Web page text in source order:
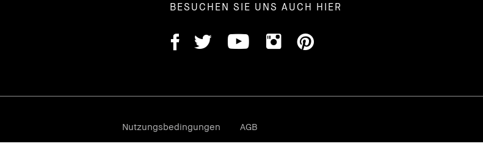
BESUCHEN SIE UNS AUCH HIER
Nutzungsbedingungen
AGB
Datenschutz